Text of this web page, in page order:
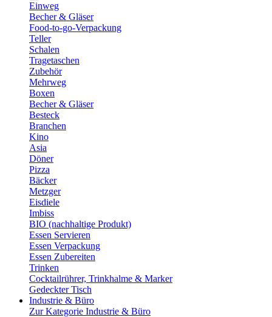
Einweg
Becher & Gläser
Food-to-go-Verpackung
Teller
Schalen
Tragetaschen
Zubehör
Mehrweg
Boxen
Becher & Gläser
Besteck
Branchen
Kino
Asia
Döner
Pizza
Bäcker
Metzger
Eisdiele
Imbiss
BIO (nachhaltige Produkt)
Essen Servieren
Essen Verpackung
Essen Zubereiten
Trinken
Cocktailrührer, Trinkhalme & Marker
Gedeckter Tisch
Industrie & Büro
Zur Kategorie Industrie & Büro